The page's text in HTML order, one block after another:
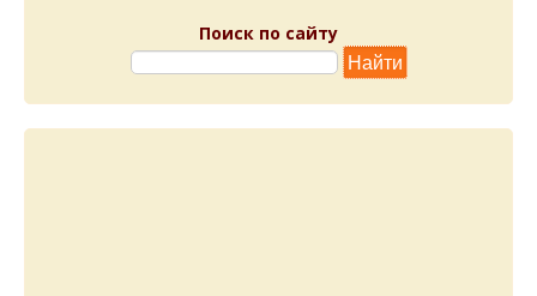
Поиск по сайту